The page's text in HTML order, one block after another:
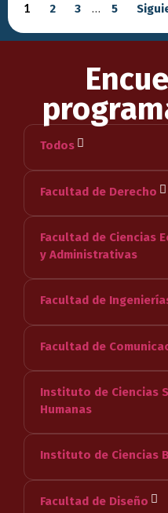
1 2 3 … 5
Todos
Facultad de Derecho
Facultad de Ciencias
y Administrativas
Facultad de
Facultad de
Instituto de Ciencias
Humanas
Instituto de Ciencias
Facultad de Diseño